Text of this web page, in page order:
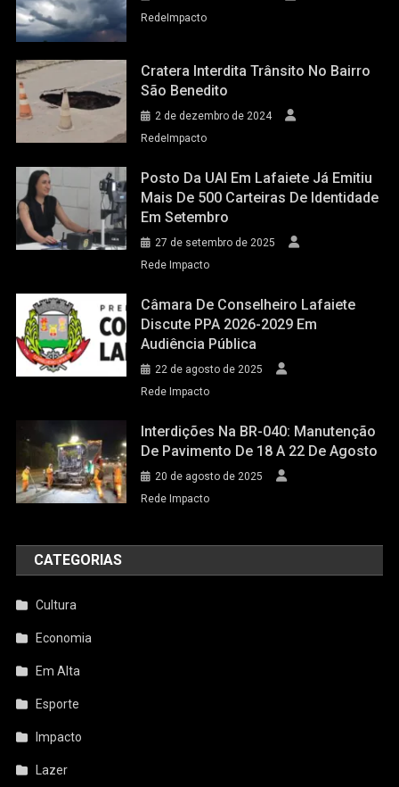
RedeImpacto
Cratera Interdita Trânsito No Bairro
São Benedito
2 de dezembro de 2024
RedeImpacto
Posto Da UAI Em Lafaiete Já Emitiu
Mais De 500 Carteiras De Identidade
Em Setembro
27 de setembro de 2025
Rede Impacto
Câmara De Conselheiro Lafaiete
Discute PPA 2026-2029 Em
Audiência Pública
22 de agosto de 2025
Rede Impacto
Interdições Na BR-040: Manutenção
De Pavimento De 18 A 22 De Agosto
20 de agosto de 2025
Rede Impacto
CATEGORIAS
Cultura
Economia
Em Alta
Esporte
Impacto
Lazer